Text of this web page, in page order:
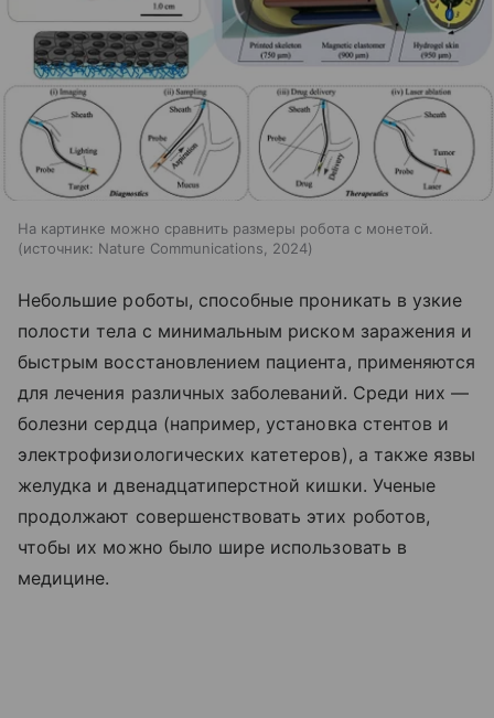
На картинке можно сравнить размеры робота с монетой.
источник: Nature Communications, 2024
Небольшие роботы, способные проникать в узкие
полости тела с минимальным риском заражения и
быстрым восстановлением пациента, применяются
для лечения различных заболеваний. Среди них —
болезни сердца (например, установка стентов и
электрофизиологических катетеров), а также язвы
желудка и двенадцатиперстной кишки. Ученые
продолжают совершенствовать этих роботов,
чтобы их можно было шире использовать в
медицине.